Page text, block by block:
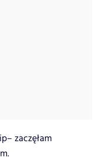
zaczęłam